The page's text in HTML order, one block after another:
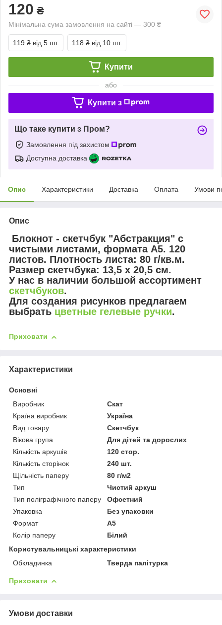
120 ₴
Мінімальна сума замовлення на сайті — 300 ₴
119 ₴ від 5 шт. 118 ₴ від 10 шт.
Купити
або
Купити з
Що таке купити з Пром?
Замовлення під захистом
Доступна доставка
Опис Характеристики Доставка Оплата Умови
Опис
Блокнот - скетчбук "Абстракция" с
чистыми листами, формата А5. 120
листов. Плотность листа: 80 г/кв.м.
Размер скетчбука: 13,5 х 20,5 см.
У нас в наличии большой ассортимент
скетчбуков.
Для создания рисунков предлагаем
выбрать цветные гелевые ручки.
Приховати
Характеристики
Основні
Виробник
Скат
Країна виробник
Україна
Вид товару
Скетчбук
Вікова група
Для дітей та дорослих
Кількість аркушів
120 стор.
Кількість сторінок
240 шт.
Щільність паперу
80 г/м2
Тип
Чистий аркуш
Тип поліграфічного паперу
Офсетний
Упаковка
Без упаковки
Формат
A5
Колір паперу
Білий
Користувальницькі характеристики
Обкладинка
Тверда палітурка
Приховати
Умови доставки